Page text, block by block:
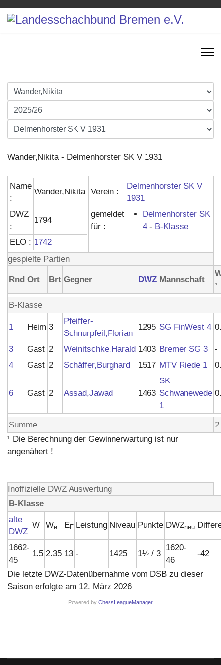
Wander,Nikita - Delmenhorster SK V 1931
Name
:
Wander,Nikita
DWZ
:
1794
ELO : 1742
Verein :
Delmenhorster SK V
1931
gemeldet
für :
Delmenhorster SK
4 - B-Klasse
gespielte Partien
Rnd Ort Brt Gegner DWZ Mannschaft
¹
B-Klasse
1 Heim 3
Pfeiffer-
Schnurpfeil,Florian
1295 SG FinWest 4
3 Gast 2 Weinitschke,Harald 1403 Bremer SG 3
-
4
Gast 2 Schäffer,Burghard 1517 MTV Riede 1
6 Gast 2 Assad,Jawad 1463
SK
Schwanewede
1
Summe
¹ Die Berechnung der Gewinnerwartung ist nur
angenähert !
Inoffizielle DWZ Auswertung
B-Klasse
alte
DWZ
W We EF Leistung Niveau Punkte DWZneu
1662-
45
1.5 2.35 13 - 1425 1½ / 3
1620-
46
-42
Die letzte DWZ-Datenübernahme vom DSB zu dieser
Saison erfolgte am 12. März 2026
Powered by ChessLeagueManager